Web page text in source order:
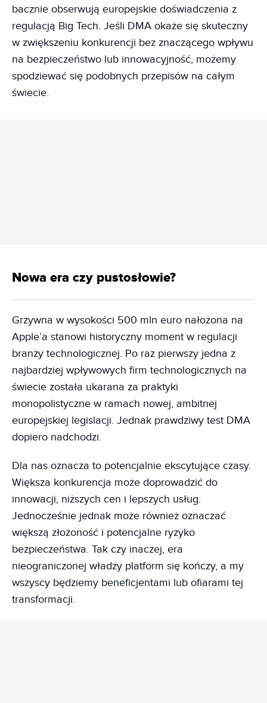
bacznie obserwują europejskie doświadczenia z
regulacją Big Tech. Jeśli DMA okaże się skuteczny
w zwiększeniu konkurencji bez znaczącego wpływu
na bezpieczeństwo lub innowacyjność, możemy
spodziewać się podobnych przepisów na całym
świecie.
Nowa era czy pustosłowie?
Grzywna w wysokości 500 mln euro nałożona na
Apple’a stanowi historyczny moment w regulacji
branży technologicznej. Po raz pierwszy jedna z
najbardziej wpływowych firm technologicznych na
świecie została ukarana za praktyki
monopolistyczne w ramach nowej, ambitnej
europejskiej legislacji. Jednak prawdziwy test DMA
dopiero nadchodzi.
Dla nas oznacza to potencjalnie ekscytujące czasy.
Większa konkurencja może doprowadzić do
innowacji, niższych cen i lepszych usług.
Jednocześnie jednak może również oznaczać
większą złożoność i potencjalne ryzyko
bezpieczeństwa. Tak czy inaczej, era
nieograniczonej władzy platform się kończy, a my
wszyscy będziemy beneficjentami lub ofiarami tej
transformacji.